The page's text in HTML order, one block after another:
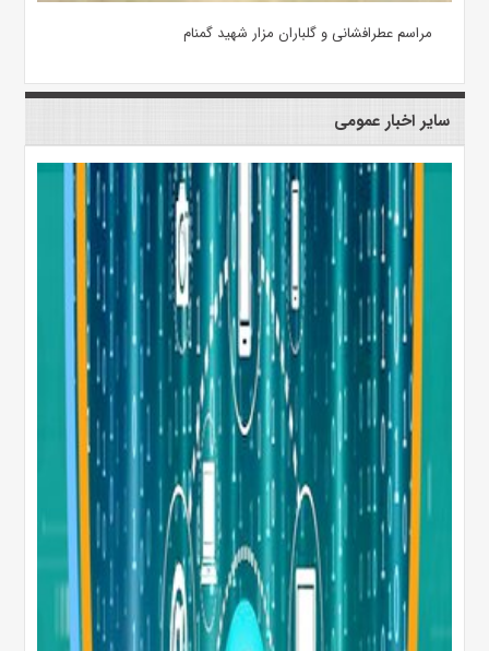
مراسم عطرافشانی و گلباران مزار شهید گمنام
سایر اخبار عمومی